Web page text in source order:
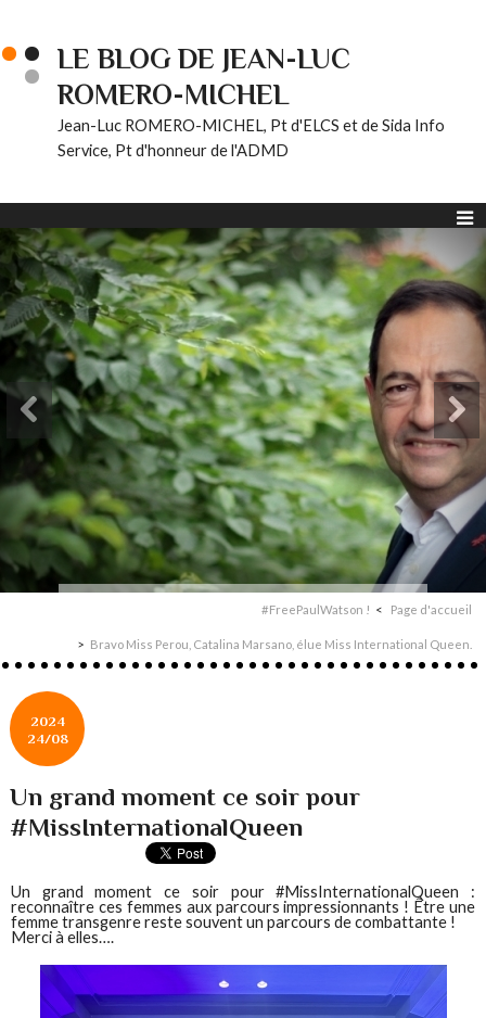
LE BLOG DE JEAN-LUC
ROMERO-MICHEL
Jean-Luc ROMERO-MICHEL, Pt d'ELCS et de Sida Info
Service, Pt d'honneur de l'ADMD
#FreePaulWatson ! Page d'accueil
Bravo Miss Perou, Catalina Marsano, élue Miss International Queen.
2024
24/08
Un grand moment ce soir pour
#MissInternationalQueen
Un grand moment ce soir pour #MissInternationalQueen :
reconnaître ces femmes aux parcours impressionnants ! Être une
femme transgenre reste souvent un parcours de combattante !
Merci à elles….